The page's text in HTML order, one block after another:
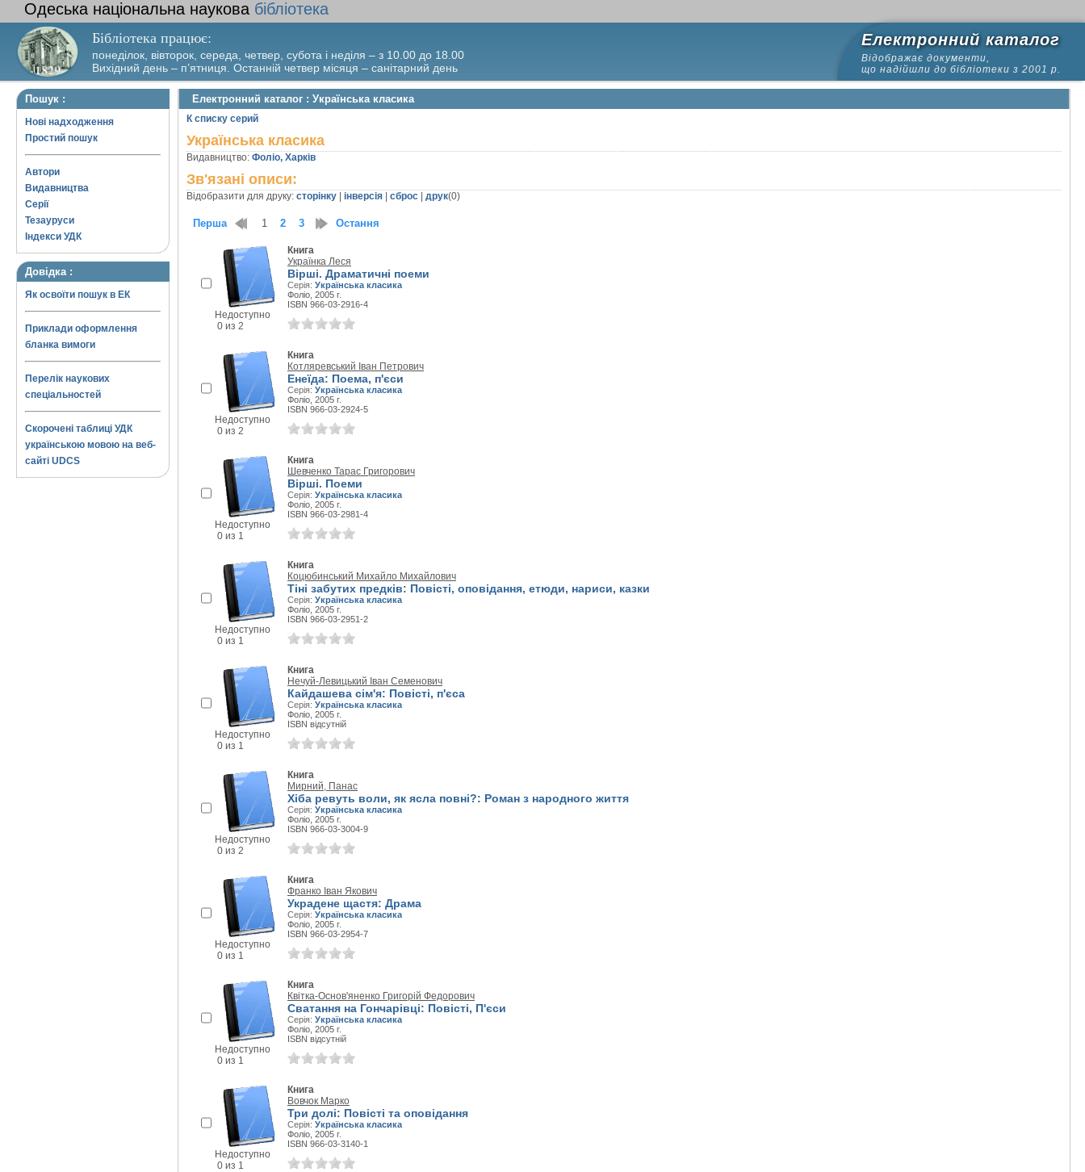
Одеська національна наукова бібліотека
Бібліотека працює:
понеділок, вівторок, середа, четвер, субота і неділя – з 10.00 до 18.00
Вихідний день – п’ятниця. Останній четвер місяця – санітарний день
Електронний каталог
Відображає документи,
що надійшли до бібліотеки з 2001 р.
Пошук :
Нові надходження
Простий пошук
Автори
Видавництва
Серії
Тезауруси
Індекси УДК
Довідка :
Як освоїти пошук в ЕК
Приклади оформлення
бланка вимоги
Перелік наукових
спеціальностей
Скорочені таблиці УДК
українською мовою на веб-
сайті UDCS
Електронний каталог : Українська класика
К списку серий
Українська класика
Видавництво: Фоліо, Харків
Зв'язані описи:
Відобразити для друку: сторінку інверсія сброс друк(0)
Перша 1 2 3 Остання
Недоступно
0 из 2
Книга
Українка Леся
Вірші. Драматичні поеми
Серія: Українська класика
Фоліо, 2005 г.
ISBN 966-03-2916-4
Недоступно
0 из 2
Книга
Котляревський Іван Петрович
Енеїда: Поема, п'єси
Серія: Українська класика
Фоліо, 2005 г.
ISBN 966-03-2924-5
Недоступно
0 из 1
Книга
Шевченко Тарас Григорович
Вірші. Поеми
Серія: Українська класика
Фоліо, 2005 г.
ISBN 966-03-2981-4
Недоступно
0 из 1
Книга
Коцюбинський Михайло Михайлович
Тіні забутих предків: Повісті, оповідання, етюди, нариси, казки
Серія: Українська класика
Фоліо, 2005 г.
ISBN 966-03-2951-2
Недоступно
0 из 1
Книга
Нечуй-Левицький Іван Семенович
Кайдашева сім'я: Повісті, п'єса
Серія: Українська класика
Фоліо, 2005 г.
ISBN відсутній
Недоступно
0 из 2
Книга
Мирний, Панас
Хіба ревуть воли, як ясла повні?: Роман з народного життя
Серія: Українська класика
Фоліо, 2005 г.
ISBN 966-03-3004-9
Недоступно
0 из 1
Книга
Франко Іван Якович
Украдене щастя: Драма
Серія: Українська класика
Фоліо, 2005 г.
ISBN 966-03-2954-7
Недоступно
0 из 1
Книга
Квітка-Основ'яненко Григорій Федорович
Сватання на Гончарівці: Повісті, П'єси
Серія: Українська класика
Фоліо, 2005 г.
ISBN відсутній
Недоступно
0 из 1
Книга
Вовчок Марко
Три долі: Повісті та оповідання
Серія: Українська класика
Фоліо, 2005 г.
ISBN 966-03-3140-1